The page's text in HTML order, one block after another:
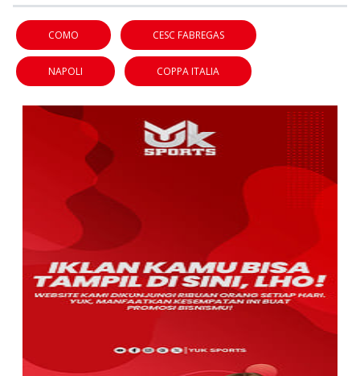
COMO CESC FABREGAS
NAPOLI COPPA ITALIA